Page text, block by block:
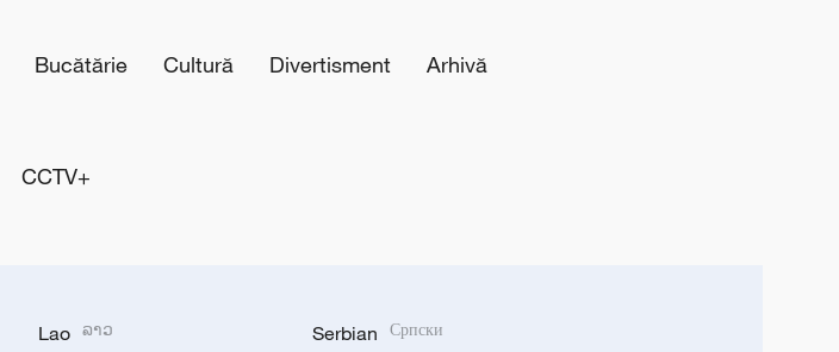
Bucătărie Cultură Divertisment Arhivă
CCTV+
Lao ລາວ Serbian Српски